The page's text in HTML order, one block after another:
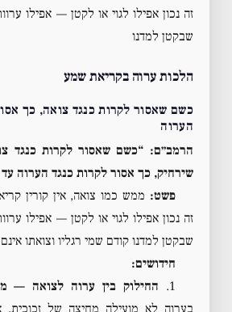
זה נכון אפילו לגוי או לקטן — אפילו
שבקטן למדנו
הלכות ערוה בקריאת שמע
כשם שאסור לקרות כנגד צואה, כך
הערוה
הרמב״ם: “כשם שאסור לקרות כנגד
שירחיק, כך אסור לקרות כנגד הערוה
פשט: ממש כמו צואה, אין קורין
זה נכון אפילו לגוי או לקטן — אפילו
שבקטן למדנו קודם שמי רגליו וצואתו
חידושים:
1.
החילוק בין ערוה לצואה —
בערוה לא מועילה מחיצה של